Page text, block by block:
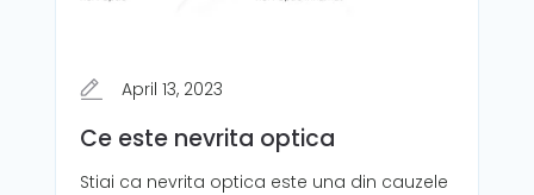
April 13, 2023
Ce este nevrita optica
Stiai ca nevrita optica este una din cauzele